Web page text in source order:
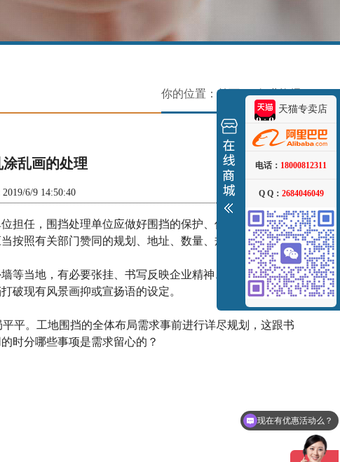
你的位置：首页 > 行业资讯
乱画的处理
6/9 14:50:40
担任，围挡处理单位应做好围挡的保护、保洁作业，坚持
按照有关部门赞同的规划、地址、数量、规范、内容和期
等当地，有必要张挂、书写反映企业精神、时代风貌的夺
破现有风景画抑或宣扬语的设定。
。工地围挡的全体布局需求事前进行详尽规划，这跟书
时分哪些事项是需求留心的？
天猫专卖店
电话： 18000812311
Q Q： 2684046049
现在有优惠活动么？